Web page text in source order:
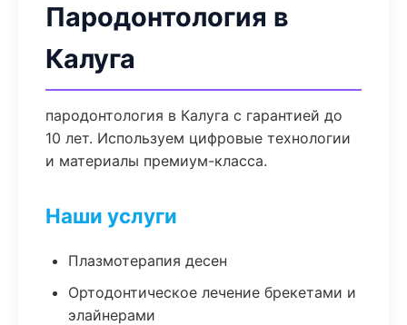
Пародонтология в
Калуга
пародонтология в Калуга с гарантией до
10 лет. Используем цифровые технологии
и материалы премиум-класса.
Наши услуги
Плазмотерапия десен
Ортодонтическое лечение брекетами и
элайнерами